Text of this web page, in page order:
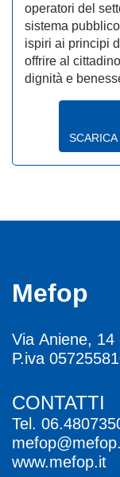
operatori del
sistema
ispiri ai principi
offrire al
dignità e
Mefop
Via Aniene,
P.iva
CONTATTI
Tel.
www.mefop.it